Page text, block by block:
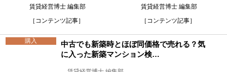
賃貸経営博士 編集部
［コンテンツ記事］
賃貸経営博士 編集部
［コンテンツ記事］
購入
中古でも新築時とほぼ同価格で売れる？気
に入った新築マンション検…